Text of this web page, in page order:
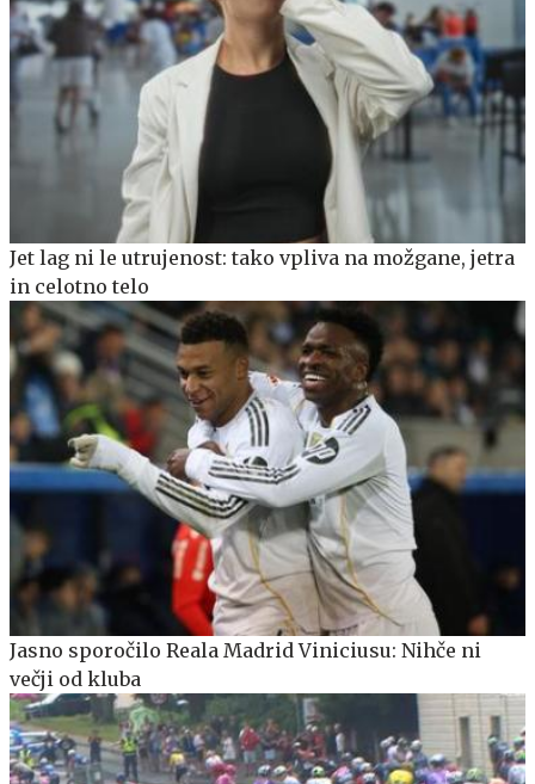
Jet lag ni le utrujenost: tako vpliva na možgane, jetra
in celotno telo
Jasno sporočilo Reala Madrid Viniciusu: Nihče ni
večji od kluba